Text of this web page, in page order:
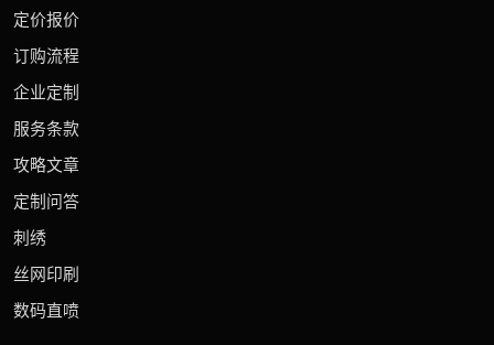
定价报价
订购流程
企业定制
服务条款
攻略文章
定制问答
刺绣
丝网印刷
数码直喷